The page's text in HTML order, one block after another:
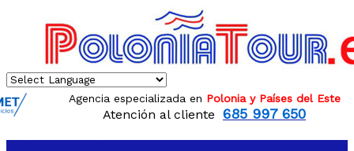
Agencia especializada en Polonia y Países del Este
Atención al cliente 685 997 650